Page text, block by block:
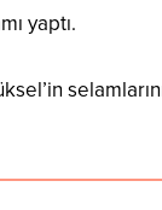
yaptı.